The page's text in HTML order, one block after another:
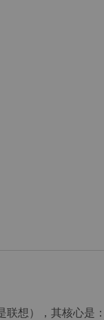
联想），其核心是